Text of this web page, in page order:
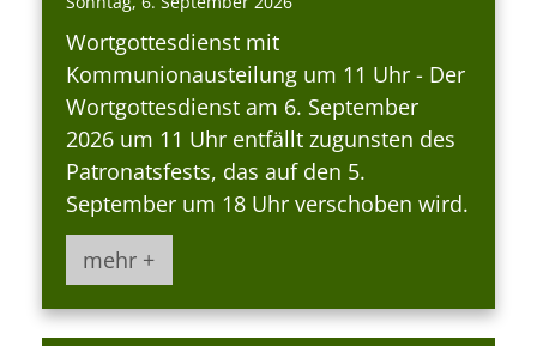
Wortgottesdienst mit
Kommunionausteilung um 11 Uhr - Der
Wortgottesdienst am 6. September
2026 um 11 Uhr entfällt zugunsten des
Patronatsfests, das auf den 5.
September um 18 Uhr verschoben wird.
mehr +